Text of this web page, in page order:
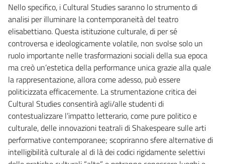
Nello specifico, i Cultural Studies saranno lo strumento di
analisi per illuminare la contemporaneità del teatro
elisabettiano. Questa istituzione culturale, di per sé
controversa e ideologicamente volatile, non svolse solo un
ruolo importante nelle trasformazioni sociali della sua epoca
ma creò un’estetica della performance unica grazie alla quale
la rappresentazione, allora come adesso, può essere
politicizzata efficacemente. La strumentazione critica dei
Cultural Studies consentirà agli/alle studenti di
contestualizzare l’impatto letterario, come pure politico e
culturale, delle innovazioni teatrali di Shakespeare sulle arti
performative contemporanee; scopriranno sfere alternative di
intelligibilità culturale al di là dei codici rigidamente selettivi